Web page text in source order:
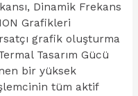
Dinamik Frekans
Grafikleri
grafik oluşturma
Tasarım Gücü
bir yüksek
tüm aktif